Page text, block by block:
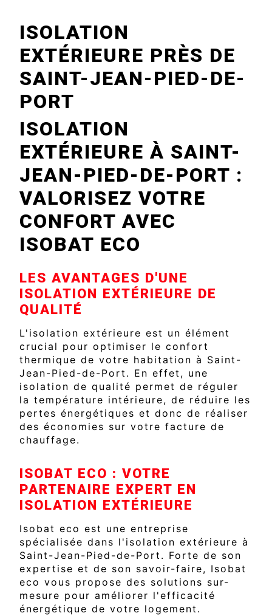
ISOLATION
EXTÉRIEURE PRÈS DE
SAINT-JEAN-PIED-DE-
PORT
ISOLATION
EXTÉRIEURE À SAINT-
JEAN-PIED-DE-PORT :
VALORISEZ VOTRE
CONFORT AVEC
ISOBAT ECO
LES AVANTAGES D'UNE
ISOLATION EXTÉRIEURE DE
QUALITÉ
L'isolation extérieure est un élément
crucial pour optimiser le confort
thermique de votre habitation à Saint-
Jean-Pied-de-Port. En effet, une
isolation de qualité permet de réguler
la température intérieure, de réduire les
pertes énergétiques et donc de réaliser
des économies sur votre facture de
chauffage.
ISOBAT ECO : VOTRE
PARTENAIRE EXPERT EN
ISOLATION EXTÉRIEURE
Isobat eco est une entreprise
spécialisée dans l'isolation extérieure à
Saint-Jean-Pied-de-Port. Forte de son
expertise et de son savoir-faire, Isobat
eco vous propose des solutions sur-
mesure pour améliorer l'efficacité
énergétique de votre logement.